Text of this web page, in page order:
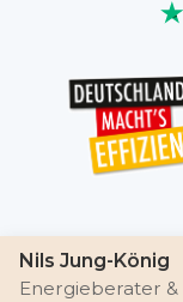
Nils Jung-König
Energieberater